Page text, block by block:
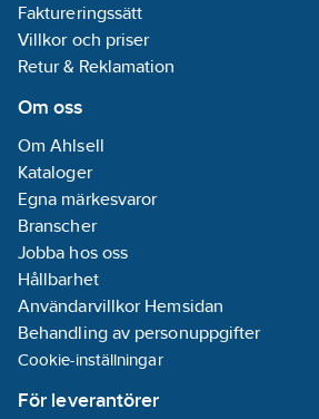
Faktureringssätt
Villkor och priser
Retur & Reklamation
Om oss
Om Ahlsell
Kataloger
Egna märkesvaror
Branscher
Jobba hos oss
Hållbarhet
Användarvillkor Hemsidan
Behandling av personuppgifter
Cookie-inställningar
För leverantörer